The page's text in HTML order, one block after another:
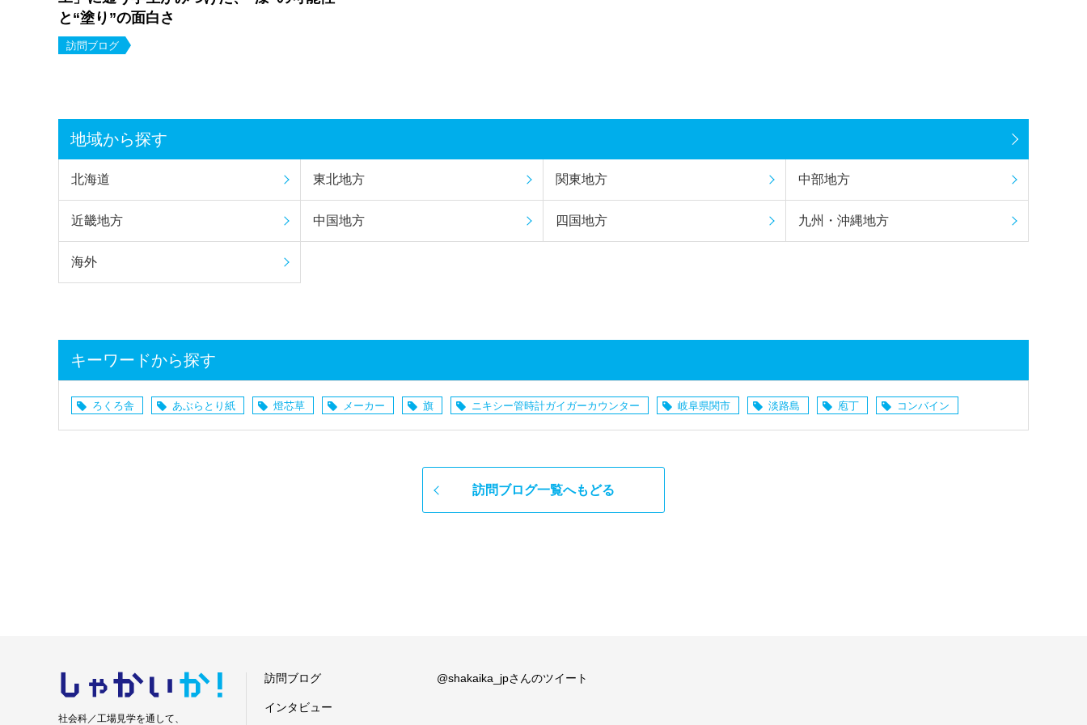
と“塗り”の面白さ
訪問ブログ
地域から探す
北海道 東北地方 関東地方 中部地方
近畿地方 中国地方 四国地方 九州・沖縄地方
海外
キーワードから探す
ろくろ舎 あぶらとり紙 燈芯草 メーカー 旗 ニキシー管時計ガイガーカウンター 岐阜県関市 淡路島 庖丁 コンバイン
訪問ブログ一覧へもどる
しゃかい か！
社会科／工場見学を通して、
訪問ブログ
インタビュー
@shakaika_jpさんのツイート